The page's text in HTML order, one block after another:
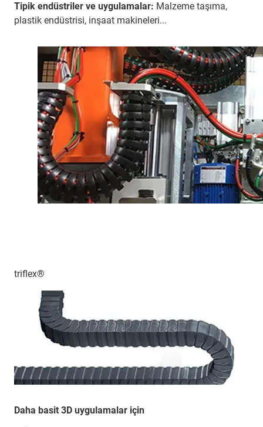
Tipik endüstriler ve uygulamalar: Malzeme taşıma,
plastik endüstrisi, inşaat makineleri...
triflex®
Daha basit 3D uygulamalar için